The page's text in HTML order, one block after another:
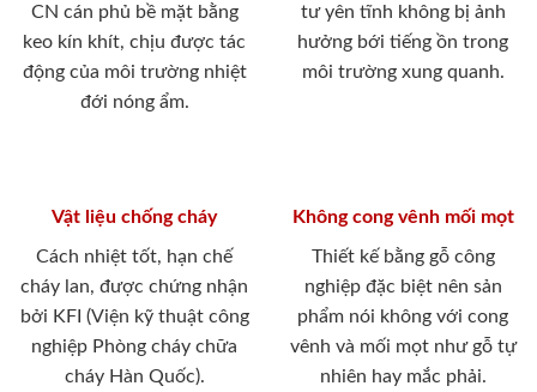
CN cán phủ bề mặt bằng
keo kín khít, chịu được tác
động của môi trường nhiệt
đới nóng ẩm.
tư yên tĩnh không bị ảnh
hưởng bới tiếng ồn trong
môi trường xung quanh.
Vật liệu chống cháy
Cách nhiệt tốt, hạn chế
cháy lan, được chứng nhận
bởi KFI (Viện kỹ thuật công
nghiệp Phòng cháy chữa
cháy Hàn Quốc).
Không cong vênh mối mọt
Thiết kế bằng gỗ công
nghiệp đặc biệt nên sản
phẩm nói không với cong
vênh và mối mọt như gỗ tự
nhiên hay mắc phải.